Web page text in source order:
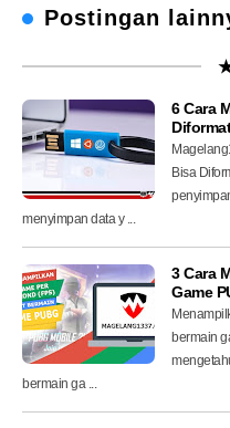
Postingan
6 Cara
Bisa
menyimpan data y ...
3 Cara
Game
bermain
bermain ga ...